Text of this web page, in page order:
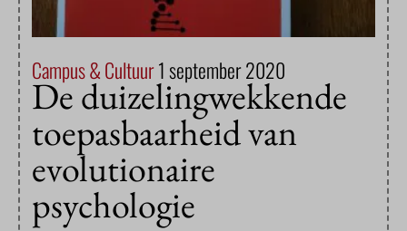
Campus & Cultuur1 september 2020
De duizelingwekkende
toepasbaarheid van
evolutionaire
psychologie